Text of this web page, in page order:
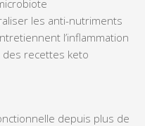
les anti-nutriments
l’inflammation
recettes keto
depuis plus de